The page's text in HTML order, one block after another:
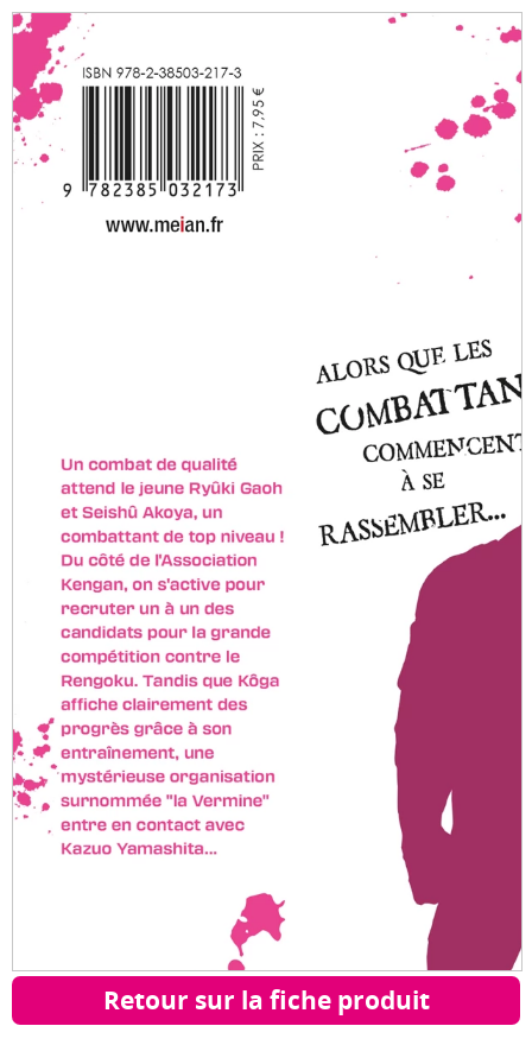
Retour sur la fiche produit